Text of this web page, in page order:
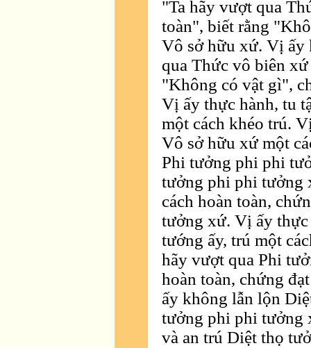
"Ta hãy vượt qua
toàn", biết rằng
Vô sở hữu xứ. Vị ấy
qua Thức vô biên
"Không có vật gì",
Vị ấy thực hành, tu
một cách khéo trú.
Vô sở hữu xứ một
Phi tưởng phi phi
tưởng phi phi tưởng
cách hoàn toàn,
tưởng xứ. Vị ấy thực
tướng ấy, trú một
hãy vượt qua Phi
hoàn toàn, chứng
ấy không lẫn lộn
tưởng phi phi tưởng
và an trú Diệt thọ